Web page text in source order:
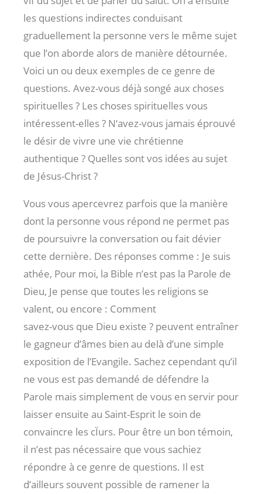
les questions indirectes conduisant
graduellement la personne vers le même sujet
que l’on aborde alors de manière détournée.
Voici un ou deux exemples de ce genre de
questions. Avez-vous déjà songé aux choses
spirituelles ? Les choses spirituelles vous
intéressent-elles ? N‘avez-vous jamais éprouvé
le désir de vivre une vie chrétienne
authentique ? Quelles sont vos idées au sujet
de Jésus-Christ ?
Vous vous apercevrez parfois que la manière
dont la personne vous répond ne permet pas
de poursuivre la conversation ou fait dévier
cette dernière. Des réponses comme : Je suis
athée, Pour moi, la Bible n’est pas la Parole de
Dieu, Je pense que toutes les religions se
valent, ou encore : Comment
savez-vous que Dieu existe ? peuvent entraîner
le gagneur d’âmes bien au delà d’une simple
exposition de l’Evangile. Sachez cependant qu’il
ne vous est pas demandé de défendre la
Parole mais simplement de vous en servir pour
laisser ensuite au Saint-Esprit le soin de
convaincre les cÏurs. Pour être un bon témoin,
il n’est pas nécessaire que vous sachiez
répondre à ce genre de questions. Il est
d’ailleurs souvent possible de ramener la